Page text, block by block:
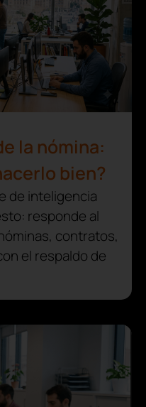
la nómina:
bien?
de inteligencia
responde al
contratos,
el respaldo de